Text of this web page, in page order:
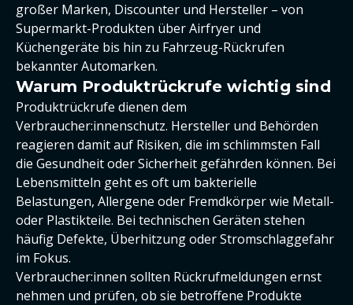
großer Marken, Discounter und Hersteller – von
Supermarkt-Produkten über Airfryer und
Küchengeräte bis hin zu Fahrzeug-Rückrufen
bekannter Automarken.
Warum Produktrückrufe wichtig sind
Produktrückrufe dienen dem
Verbraucher:innenschutz. Hersteller und Behörden
reagieren damit auf Risiken, die im schlimmsten Fall
die Gesundheit oder Sicherheit gefährden können. Bei
Lebensmitteln geht es oft um bakterielle
Belastungen, Allergene oder Fremdkörper wie Metall-
oder Plastikteile. Bei technischen Geräten stehen
häufig Defekte, Überhitzung oder Stromschlaggefahr
im Fokus.
Verbraucher:innen sollten Rückrufmeldungen ernst
nehmen und prüfen, ob sie betroffene Produkte